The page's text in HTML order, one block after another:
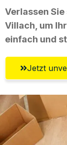
Verlassen
Villach, um
einfach und
Jetzt